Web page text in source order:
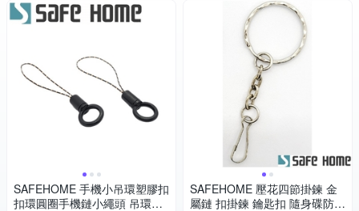
SAFEHOME 手機小吊環塑膠扣
扣環圓圈手機鏈小繩頭 吊環手
SAFEHOME 壓花四節掛鍊 金
屬鏈 扣掛鍊 鑰匙扣 隨身碟防丟